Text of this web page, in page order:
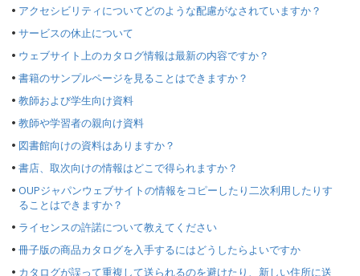
アクセシビリティについてどのような配慮がなされていますか？
サービスの休止について
ウェブサイト上のカタログ情報は最新の内容ですか？
書籍のサンプルページを見ることはできますか？
教師および学生向け資料
教師や学習者の親向け資料
図書館向けの資料はありますか？
書店、取次向けの情報はどこで得られますか？
OUPジャパンウェブサイトの情報をコピーしたり二次利用したりす
ることはできますか？
ライセンスの許諾について教えてください
冊子版の商品カタログを入手するにはどうしたらよいですか
カタログが誤って重複して送られるのを避けたり、新しい住所に送